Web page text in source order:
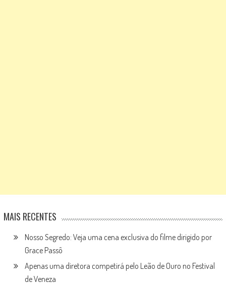
MAIS RECENTES
Nosso Segredo: Veja uma cena exclusiva do filme dirigido por
Grace Passô
Apenas uma diretora competirá pelo Leão de Ouro no Festival
de Veneza